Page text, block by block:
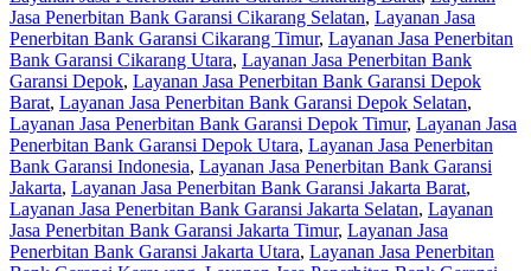
Jasa Penerbitan Bank Garansi Cikarang Selatan, Layanan Jasa
Penerbitan Bank Garansi Cikarang Timur, Layanan Jasa Penerbitan
Bank Garansi Cikarang Utara, Layanan Jasa Penerbitan Bank
Garansi Depok, Layanan Jasa Penerbitan Bank Garansi Depok
Barat, Layanan Jasa Penerbitan Bank Garansi Depok Selatan,
Layanan Jasa Penerbitan Bank Garansi Depok Timur, Layanan Jasa
Penerbitan Bank Garansi Depok Utara, Layanan Jasa Penerbitan
Bank Garansi Indonesia, Layanan Jasa Penerbitan Bank Garansi
Jakarta, Layanan Jasa Penerbitan Bank Garansi Jakarta Barat,
Layanan Jasa Penerbitan Bank Garansi Jakarta Selatan, Layanan
Jasa Penerbitan Bank Garansi Jakarta Timur, Layanan Jasa
Penerbitan Bank Garansi Jakarta Utara, Layanan Jasa Penerbitan